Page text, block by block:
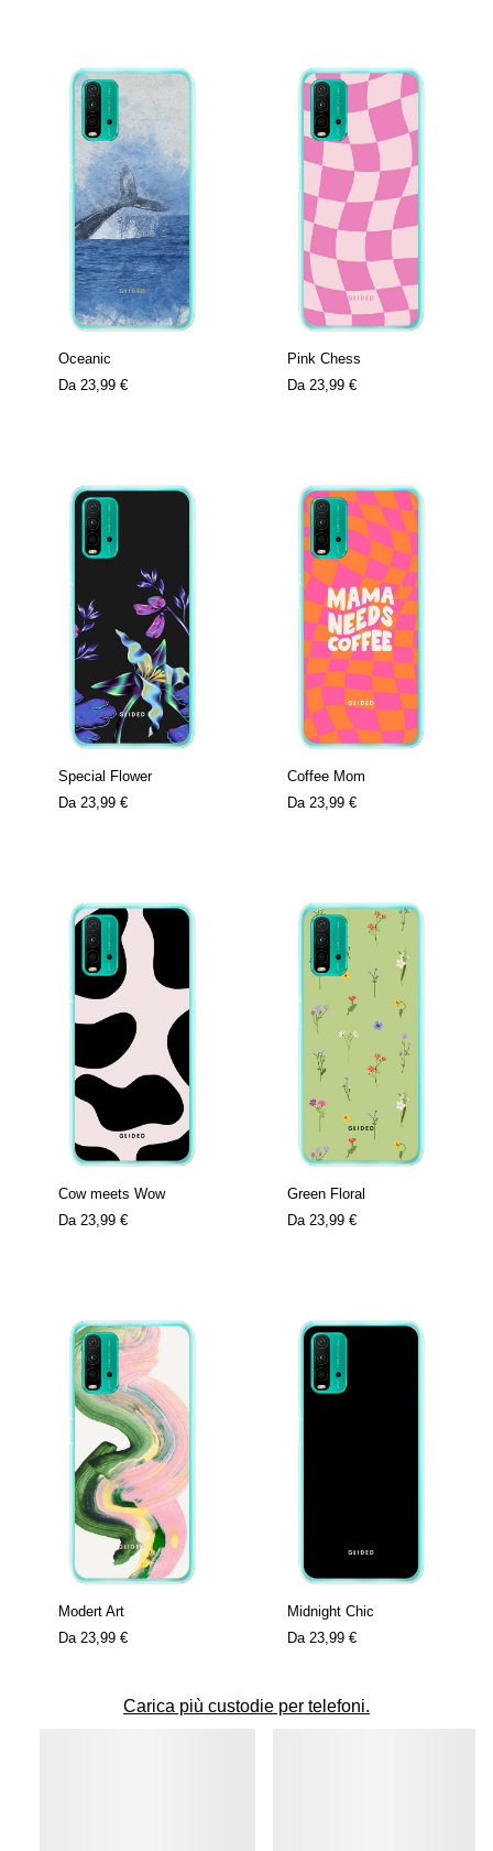
Oceanic
Da 23,99 €
Pink Chess
Da 23,99 €
Special Flower
Da 23,99 €
Coffee Mom
Da 23,99 €
Cow meets Wow
Da 23,99 €
Green Floral
Da 23,99 €
Modert Art
Da 23,99 €
Midnight Chic
Da 23,99 €
Carica più custodie per telefoni.